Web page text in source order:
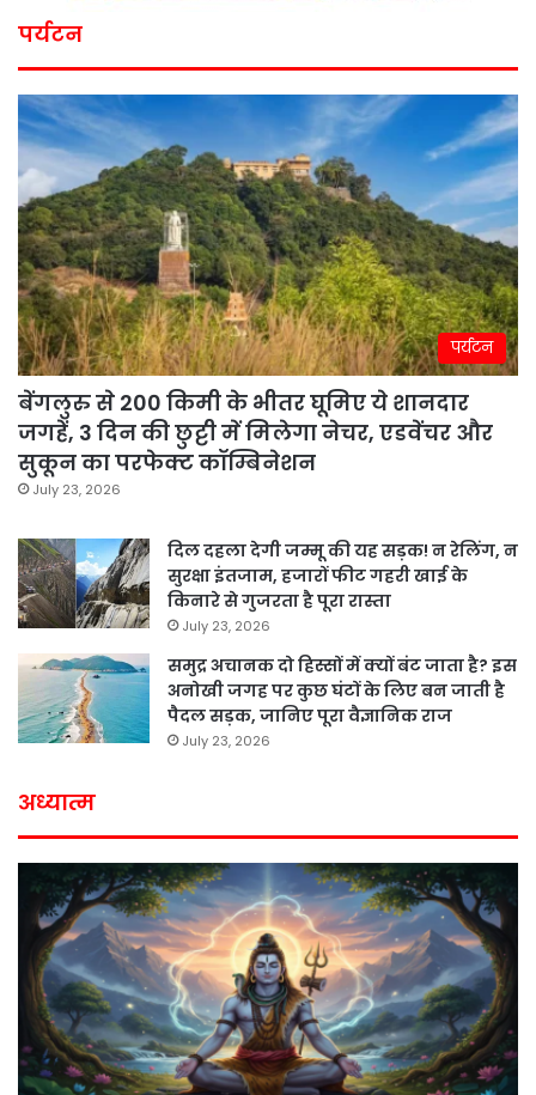
पर्यटन
पर्यटन
बेंगलुरु से 200 किमी के भीतर घूमिए ये शानदार
जगहें, 3 दिन की छुट्टी में मिलेगा नेचर, एडवेंचर और
सुकून का परफेक्ट कॉम्बिनेशन
July 23, 2026
दिल दहला देगी जम्मू की यह सड़क! न रेलिंग, न
सुरक्षा इंतजाम, हजारों फीट गहरी खाई के
किनारे से गुजरता है पूरा रास्ता
July 23, 2026
समुद्र अचानक दो हिस्सों में क्यों बंट जाता है? इस
अनोखी जगह पर कुछ घंटों के लिए बन जाती है
पैदल सड़क, जानिए पूरा वैज्ञानिक राज
July 23, 2026
अध्यात्म